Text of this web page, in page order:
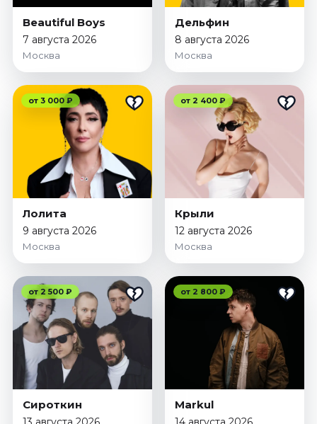
Стендап
Август 2026
Сентябрь 2026
Октябрь 2026
Ноябрь 2026
Декабрь 2026
Выставки
Август 2026
Сентябрь 2026
Октябрь 2026
Декабрь 2026
Экскурсии
Сентябрь 2026
Октябрь 2026
Спорт
Август 2026
Октябрь 2026
Beautiful Boys
7 августа 2026
Москва
Дельфин
8 августа 2026
Москва
от 3 000 ₽
Лолита
9 августа 2026
Москва
от 2 400 ₽
Крыли
12 августа 2026
Москва
от 2 500 ₽
Сироткин
от 2 800 ₽
Markul